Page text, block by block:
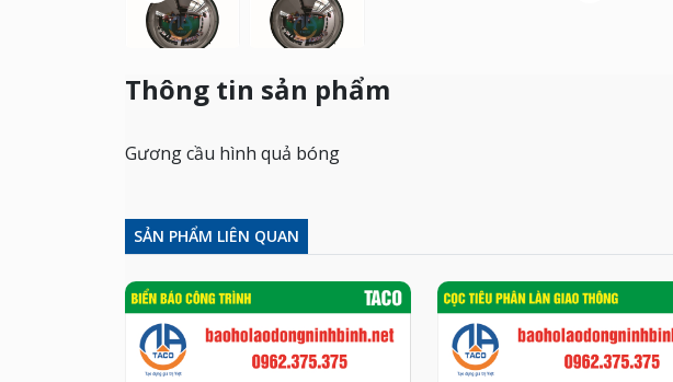
Thông tin sản phẩm
Gương cầu hình quả bóng
SẢN PHẨM LIÊN QUAN